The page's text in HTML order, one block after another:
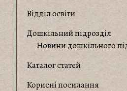
Відділ освіти
Дошкільний підрозділ
Новини дошкільного
Каталог статей
Корисні посилання